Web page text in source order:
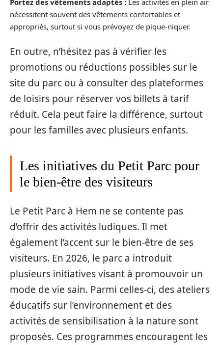
nécessitent souvent des vêtements confortables et
appropriés, surtout si vous prévoyez de pique-niquer.
En outre, n’hésitez pas à vérifier les
promotions ou réductions possibles sur le
site du parc ou à consulter des plateformes
de loisirs pour réserver vos billets à tarif
réduit. Cela peut faire la différence, surtout
pour les familles avec plusieurs enfants.
Les initiatives du Petit Parc pour
le bien-être des visiteurs
Le Petit Parc à Hem ne se contente pas
d’offrir des activités ludiques. Il met
également l’accent sur le bien-être de ses
visiteurs. En 2026, le parc a introduit
plusieurs initiatives visant à promouvoir un
mode de vie sain. Parmi celles-ci, des ateliers
éducatifs sur l’environnement et des
activités de sensibilisation à la nature sont
proposés. Ces programmes encouragent les